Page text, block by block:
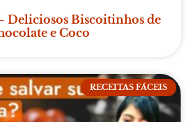
Deliciosos Biscoitinhos de
e Coco
RECEITAS FÁCEIS